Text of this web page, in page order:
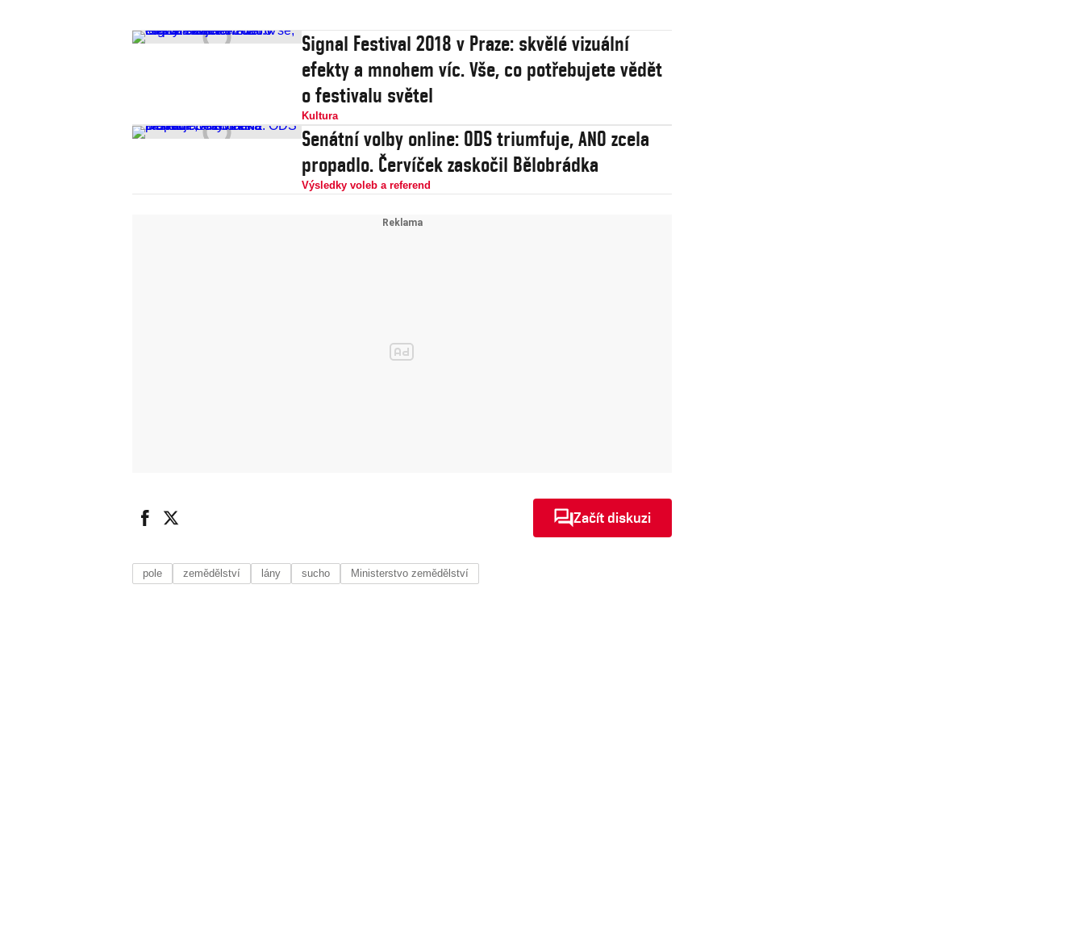
Signal Festival 2018 v Praze: skvělé vizuální
efekty a mnohem víc. Vše, co potřebujete vědět
o festivalu světel
Kultura
Senátní volby online: ODS triumfuje, ANO zcela
propadlo. Červíček zaskočil Bělobrádka
Výsledky voleb a referend
Začít diskuzi
pole zemědělství lány sucho Ministerstvo zemědělství